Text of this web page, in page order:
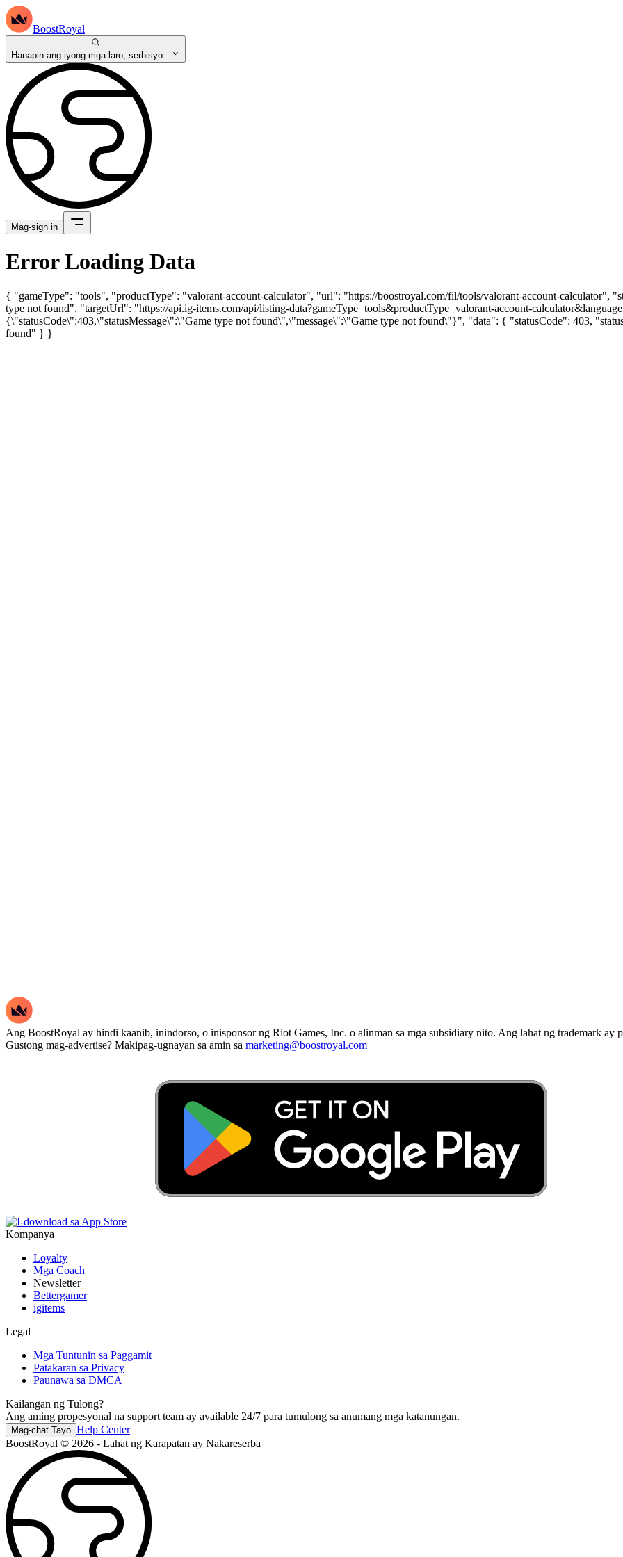
BoostRoyal
Hanapin ang iyong mga laro, serbisyo...
Mag-sign in
Error Loading Data
{ "gameType": "tools", "productType": "valorant-account-calculator", "url": "https://boostroyal.com/fil/tools/valorant-account-calculator",
type not found", "targetUrl": "https://api.ig-items.com/api/listing-data?gameType=tools&productType=valorant-account-
{\"statusCode\":403,\"statusMessage\":\"Game type not found\",\"message\":\"Game type not found\"}", "data": { "statusCode": 403,
found" } }
Ang BoostRoyal ay hindi kaanib, inindorso, o inisponsor ng Riot Games, Inc. o alinman sa mga subsidiary nito. Ang lahat ng trademark ay
Gustong mag-advertise? Makipag-ugnayan sa amin sa marketing@boostroyal.com
Kompanya
Loyalty
Mga Coach
Newsletter
Bettergamer
igitems
Legal
Mga Tuntunin sa Paggamit
Patakaran sa Privacy
Paunawa sa DMCA
Kailangan ng Tulong?
Ang aming propesyonal na support team ay available 24/7 para tumulong sa anumang mga katanungan.
Mag-chat Tayo Help Center
BoostRoyal © 2026 - Lahat ng Karapatan ay Nakareserba